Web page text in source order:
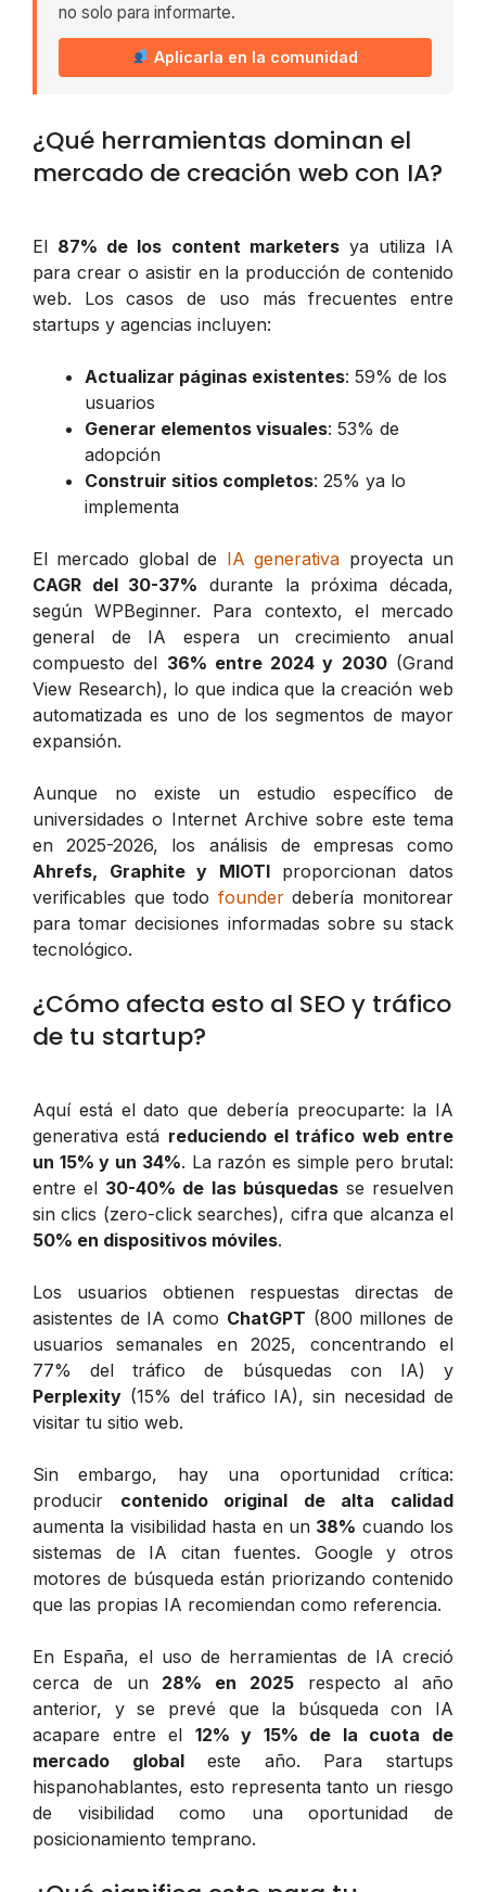
no solo para informarte.
Aplicarla en la comunidad
¿Qué herramientas dominan el
mercado de creación web con IA?
El 87% de los content marketersya utiliza IA
para crear o asistir en la producción de contenido
web. Los casos de uso más frecuentes entre
startups y agencias incluyen:
Actualizar páginas existentes: 59% de los
usuarios
Generar elementos visuales: 53% de
adopción
Construir sitios completos: 25% ya lo
implementa
El mercado global de IA generativa proyecta un
CAGR del 30-37% durante la próxima década,
según WPBeginner. Para contexto, el mercado
general de IA espera un crecimiento anual
compuesto del 36% entre 2024 y 2030(Grand
View Research), lo que indica que la creación web
automatizada es uno de los segmentos de mayor
expansión.
Aunque no existe un estudio específico de
universidades o Internet Archive sobre este tema
en 2025-2026, los análisis de empresas como
Ahrefs, Graphite y MIOTIproporcionan datos
verificables que todo founderdebería monitorear
para tomar decisiones informadas sobre su stack
tecnológico.
¿Cómo afecta esto al SEO y tráfico
de tu startup?
Aquí está el dato que debería preocuparte: la IA
generativa está reduciendo el tráfico web entre
un 15% y un 34%. La razón es simple pero brutal:
entre el 30-40% de las búsquedasse resuelven
sin clics (zero-click searches), cifra que alcanza el
50% en dispositivos móviles.
Los usuarios obtienen respuestas directas de
asistentes de IA como ChatGPT (800 millones de
usuarios semanales en 2025, concentrando el
77% del tráfico de búsquedas con IA) y
Perplexity (15% del tráfico IA), sin necesidad de
visitar tu sitio web.
Sin embargo, hay una oportunidad crítica:
producir contenido original de alta calidad
aumenta la visibilidad hasta en un 38% cuando los
sistemas de IA citan fuentes. Google y otros
motores de búsqueda están priorizando contenido
que las propias IA recomiendan como referencia.
En España, el uso de herramientas de IA creció
cerca de un 28% en 2025respecto al año
anterior, y se prevé que la búsqueda con IA
acapare entre el 12% y 15% de la cuota de
mercado globaleste año. Para startups
hispanohablantes, esto representa tanto un riesgo
de visibilidad como una oportunidad de
posicionamiento temprano.